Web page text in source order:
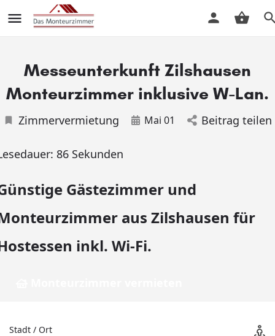
Messeunterkunft Zilshausen
Monteurzimmer inklusive W-Lan.
Zimmervermietung Mai 01 Beitrag teilen
86 Sekunden
Gästezimmer und
aus Zilshausen für
inkl. Wi-Fi.
Stadt / Ort